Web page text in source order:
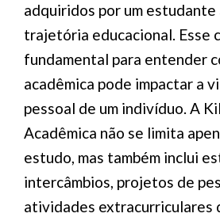
adquiridos por um estudante
trajetória educacional. Esse
fundamental para entender
acadêmica pode impactar a
pessoal de um indivíduo. A
Acadêmica não se limita
estudo, mas também inclui
intercâmbios, projetos de
atividades extracurriculares